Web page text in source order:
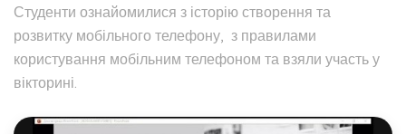
Студенти ознайомилися з історію створення та
розвитку мобільного телефону, з правилами
користування мобільним телефоном та взяли участь у
вікторині.